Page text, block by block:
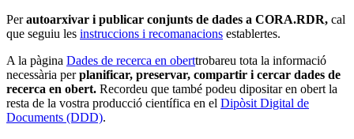
Perautoarxivar i publicar conjunts de dades a CORA.RDR, cal
que seguiu les instruccions i recomanacions establertes.
A la pàgina Dades de recerca en oberttrobareu tota la informació
necessària perplanificar, preservar, compartir i cercar dades de
recerca en obert. Recordeu que també podeu dipositar en obert la
resta de la vostra producció científica en el Dipòsit Digital de
Documents (DDD).